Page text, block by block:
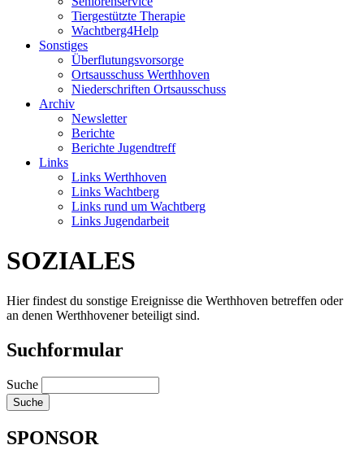
Tiergestützte Therapie
Wachtberg4Help
Sonstiges
Überflutungsvorsorge
Ortsausschuss Werthhoven
Niederschriften Ortsausschuss
Archiv
Newsletter
Berichte
Berichte Jugendtreff
Links
Links Werthhoven
Links Wachtberg
Links rund um Wachtberg
Links Jugendarbeit
SOZIALES
Hier findest du sonstige Ereignisse die Werthhoven betreffen oder
an denen Werthhovener beteiligt sind.
Suchformular
Suche
SPONSOR